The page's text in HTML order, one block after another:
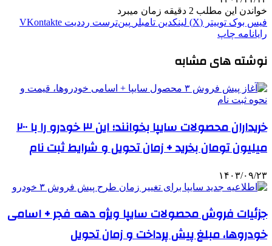
خواندن این مطلب 2 دقیقه زمان میبرد
فیس بوک توییتر (X) لینکدین ‫تامبلر ‫پین‌ترست ‫رددیت ‫VKontakte
رایانامه چاپ
نوشته های مشابه
خریداران محصولات سایپا بخوانند؛ این ۳ خودرو را با ۲۰۰
میلیون تومان بخرید + زمان تحویل و شرایط ثبت نام
۱۴۰۳/۰۹/۲۳
جزئیات فروش محصولات سایپا ویژه دهه فجر + اسامی
خودروها، مبلغ پیش پرداخت و زمان تحویل